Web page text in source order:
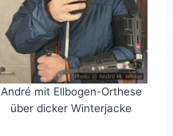
André mit Ellbogen-Orthese
über dicker Winterjacke